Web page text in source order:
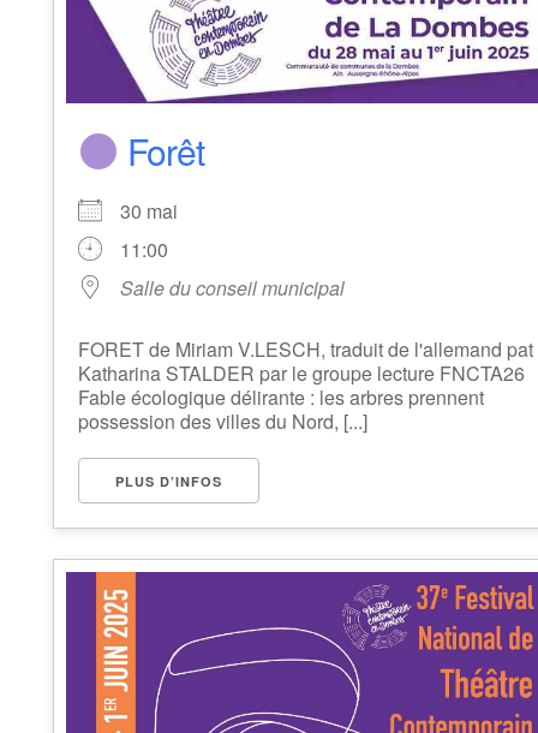
Forêt
30 mai
11:00
Salle du conseil municipal
FORET de Miriam V.LESCH, traduit de l'allemand pat
Katharina STALDER par le groupe lecture FNCTA26
Fable écologique délirante : les arbres prennent
possession des villes du Nord, [...]
PLUS D’INFOS